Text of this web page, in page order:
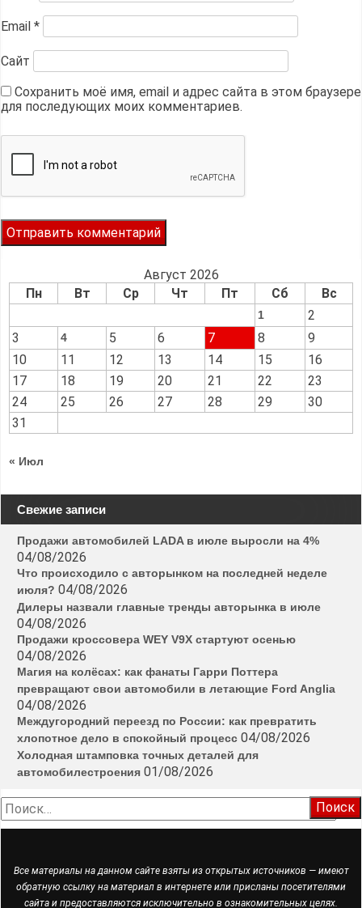
Email *
Сайт
Сохранить моё имя, email и адрес сайта в этом браузере
для последующих моих комментариев.
Август 2026
Пн
Вт Ср Чт Пт Сб Вс
1
2
3
4 5 6 7 8
9
10
11 12 13 14 15
16
17
18 19 20 21 22
23
24
25 26 27 28 29
30
31
« Июл
Свежие записи
Продажи автомобилей LADA в июле выросли на 4%
04/08/2026
Что происходило с авторынком на последней неделе
июля? 04/08/2026
Дилеры назвали главные тренды авторынка в июле
04/08/2026
Продажи кроссовера WEY V9X стартуют осенью
04/08/2026
Магия на колёсах: как фанаты Гарри Поттера
превращают свои автомобили в летающие Ford Anglia
04/08/2026
Междугородний переезд по России: как превратить
хлопотное дело в спокойный процесс 04/08/2026
Холодная штамповка точных деталей для
автомобилестроения 01/08/2026
Найти:
Все материалы на данном сайте взяты из открытых источников — имеют
обратную ссылку на материал в интернете или присланы посетителями
сайта и предоставляются исключительно в ознакомительных целях.